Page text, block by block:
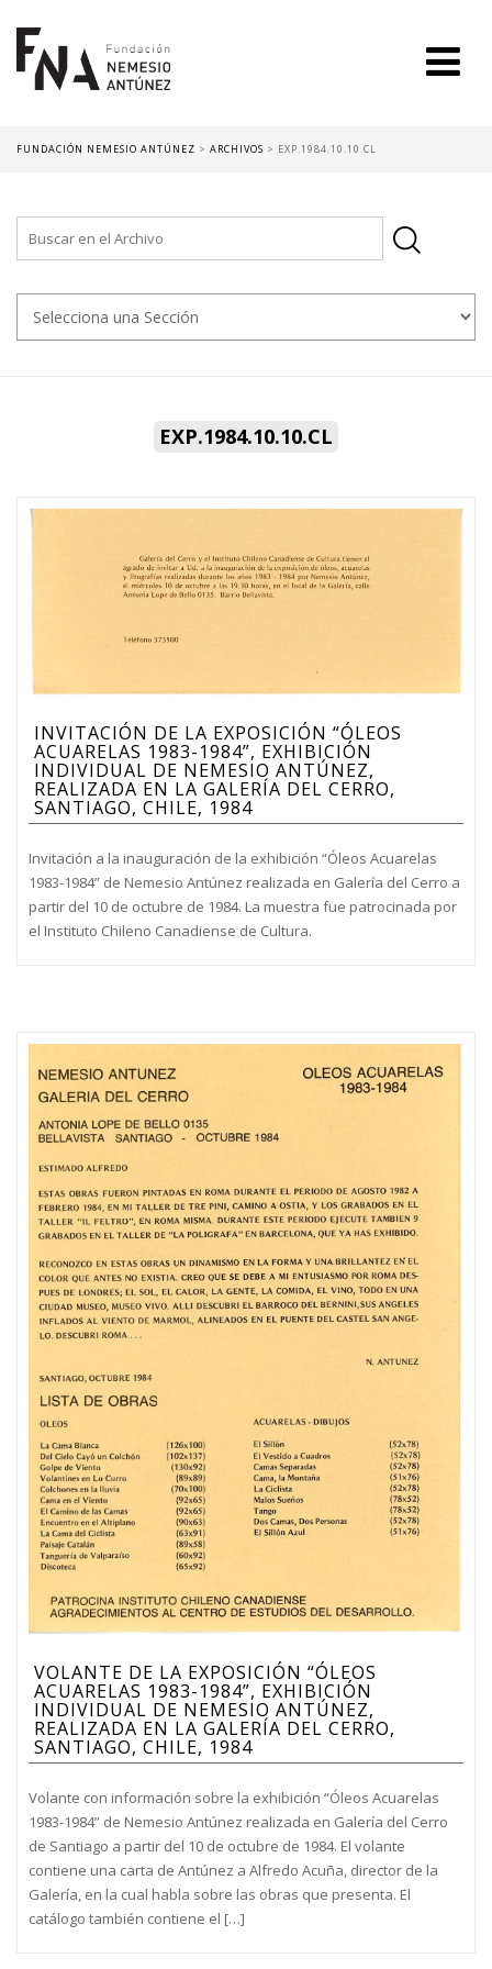
FUNDACIÓN NEMESIO ANTÚNEZ > ARCHIVOS > EXP.1984.10.10.CL
EXP.1984.10.10.CL
INVITACIÓN DE LA EXPOSICIÓN “ÓLEOS
ACUARELAS 1983-1984”, EXHIBICIÓN
INDIVIDUAL DE NEMESIO ANTÚNEZ,
REALIZADA EN LA GALERÍA DEL CERRO,
SANTIAGO, CHILE, 1984
Invitación a la inauguración de la exhibición “Óleos Acuarelas
1983-1984” de Nemesio Antúnez realizada en Galería del Cerro a
partir del 10 de octubre de 1984. La muestra fue patrocinada por
el Instituto Chileno Canadiense de Cultura.
VOLANTE DE LA EXPOSICIÓN “ÓLEOS
ACUARELAS 1983-1984”, EXHIBICIÓN
INDIVIDUAL DE NEMESIO ANTÚNEZ,
REALIZADA EN LA GALERÍA DEL CERRO,
SANTIAGO, CHILE, 1984
Volante con información sobre la exhibición “Óleos Acuarelas
1983-1984” de Nemesio Antúnez realizada en Galería del Cerro
de Santiago a partir del 10 de octubre de 1984. El volante
contiene una carta de Antúnez a Alfredo Acuña, director de la
Galería, en la cual habla sobre las obras que presenta. El
catálogo también contiene el […]